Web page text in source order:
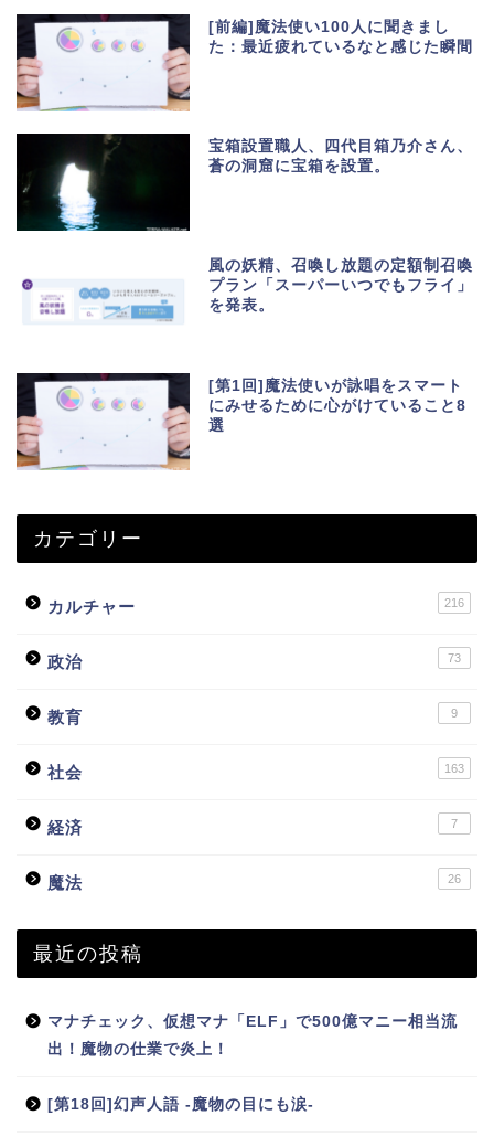
[前編]魔法使い100人に聞きまし
た：最近疲れているなと感じた瞬間
宝箱設置職人、四代目箱乃介さん、
蒼の洞窟に宝箱を設置。
風の妖精、召喚し放題の定額制召喚
プラン「スーパーいつでもフライ」
を発表。
[第1回]魔法使いが詠唱をスマート
にみせるために心がけていること8
選
カテゴリー
カルチャー 216
政治 73
教育 9
社会 163
経済 7
魔法 26
最近の投稿
マナチェック、仮想マナ「ELF」で500億マニー相当流
出！魔物の仕業で炎上！
[第18回]幻声人語 -魔物の目にも涙-